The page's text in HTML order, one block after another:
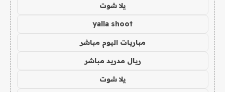
يلا شوت
yalla shoot
مباريات اليوم مباشر
ريال مدريد مباشر
يلا شوت